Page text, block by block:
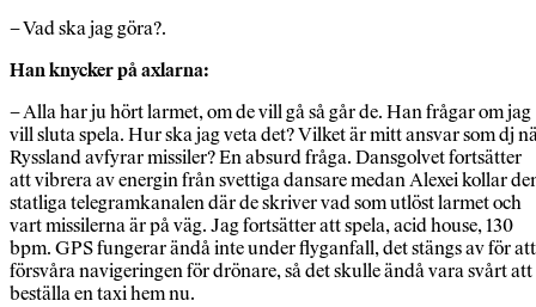
– Vad ska jag göra?.
Han knycker på axlarna:
– Alla har ju hört larmet, om de vill gå så går de. Han frågar om jag
vill sluta spela. Hur ska jag veta det? Vilket är mitt ansvar som dj
Ryssland avfyrar missiler? En absurd fråga. Dansgolvet fortsätter
att vibrera av energin från svettiga dansare medan Alexei kollar
statliga telegramkanalen där de skriver vad som utlöst larmet och
vart missilerna är på väg. Jag fortsätter att spela, acid house, 130
bpm. GPS fungerar ändå inte under flyganfall, det stängs av för att
försvåra navigeringen för drönare, så det skulle ändå vara svårt att
beställa en taxi hem nu.